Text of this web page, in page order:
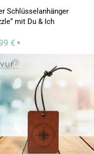
Schlüsselanhänger
mit Du & Ich
€ *